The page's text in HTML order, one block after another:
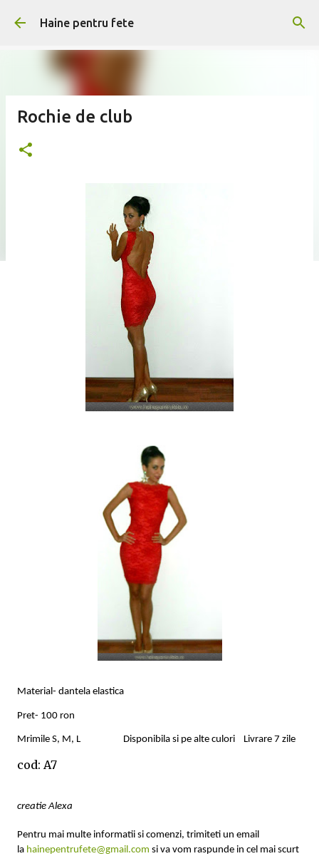
Treceți la conținutul principal
Haine pentru fete
Rochie de club
Material- dantela elastica
Pret- 100 ron
Mrimile S, M, L Disponibila si pe alte culori Livrare 7 zile
cod: A7
creatie Alexa
Pentru mai multe informatii si comenzi, trimiteti un email
la hainepentrufete@gmail.com si va vom raspunde in cel mai scurt